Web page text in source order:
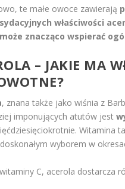
te małe owoce zawierają
właściwości
znacząco wspierać
– JAKIE MA
, znana także jako wiśnia z
imponujących atutów jest
Witamina
wyborem w
C, acerola dostarcza